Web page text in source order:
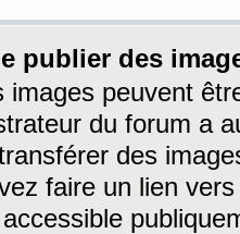
publier des
images peuvent
du forum a
des
faire un lien